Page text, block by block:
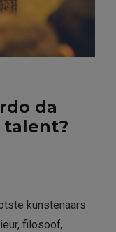
da
talent?
kunstenaars
filosoof,